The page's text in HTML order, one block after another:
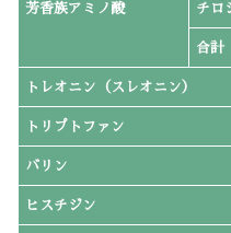
芳香族アミノ酸 チロ
合計
トレオニン（スレオニン）
トリプトファン
バリン
ヒスチジン